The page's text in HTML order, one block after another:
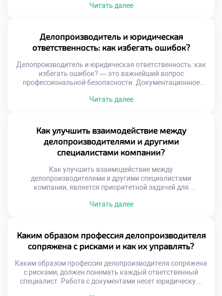
документацией и информацией. Ручной труд уступает
требованием рынка труда. Автоматизация освобождает
время для аналитической и творческой деятельности
сотрудника. Рутинные операции выполняются
Читать далее
Делопроизводитель и юридическая
ответственность: как избегать ошибок?
Делопроизводитель и юридическая ответственность: как
избегать ошибок? — это важнейший вопрос
профессиональной безопасности. Документационное
статус организации. Любая неточность в бумагах может
правовых рисков является основой компетентности
сотрудника. Юридические последствия ошибок бывают
финансовыми и административными. Штрафы
контролирующих органов […]
Читать далее
Как улучшить взаимодействие между
делопроизводителями и другими
специалистами компании?
Как улучшить взаимодействие между
делопроизводителями и другими специалистами
компании, является приоритетной задачей для
Документооборот пронизывает все департаменты
всего механизма. Качество сотрудничества напрямую
влияет на скорость принятия управленческих решений.
Делопроизводитель выступает связующим звеном между
разрозненными функциями. Гармония в отношениях
обеспечивает […]
Читать далее
Каким образом профессия делопроизводителя
сопряжена с рисками и как их управлять?
Каким образом профессия делопроизводителя сопряжена
с рисками, должен понимать каждый ответственный
специалист. Работа с документами несет юридическую,